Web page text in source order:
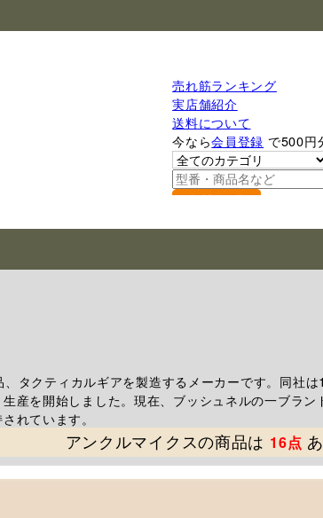
売れ筋ランキング
実店舗紹介
送料について
今なら会員登録 で500円
タクティカルギアを製造するメーカーです。同社
産を開始しました。現在、ブッシュネルの一ブラン
れています。
アンクルマイクスの商品は 16点